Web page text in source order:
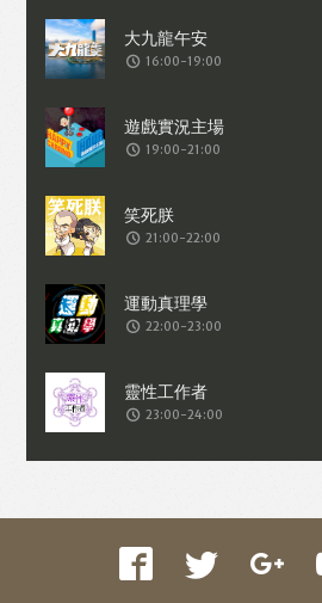
你符合該廣告目標客戶群的
報並會根據你在交易平台（
問答、爭執或與帳戶相關的
容）。
16:00-19:00
19:00-21:00
21:00-22:00
22:00-23:00
23:00-24:00